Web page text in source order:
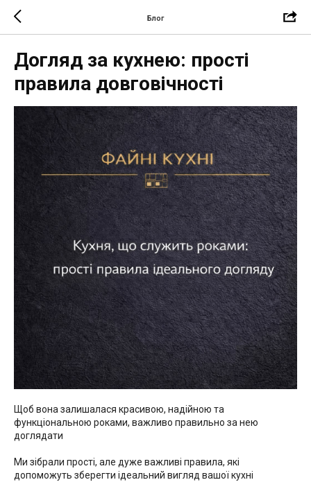
Блог
Догляд за кухнею: прості
правила довговічності
Щоб вона залишалася красивою, надійною та
функціональною роками, важливо правильно за нею
доглядати
Ми зібрали прості, але дуже важливі правила, які
допоможуть зберегти ідеальний вигляд вашої кухні